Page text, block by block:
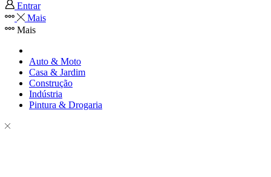
Entrar
Mais
Mais
Auto & Moto
Casa & Jardim
Construção
Indústria
Pintura & Drogaria